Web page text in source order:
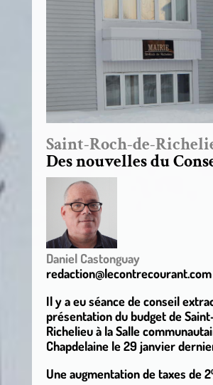
Saint-Roch-de-
Des nouvelles du
Daniel Castonguay
redaction@lecontrecourant.com
Il y a eu séance de conseil
présentation du budget de
Richelieu à la Salle
Chapdelaine le 29 janvier
Une augmentation de taxes de